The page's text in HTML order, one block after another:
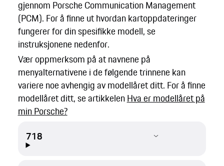
gjennom Porsche Communication Management
(PCM). For å finne ut hvordan kartoppdateringer
fungerer for din spesifikke modell, se
instruksjonene nedenfor.
Vær oppmerksom på at navnene på
menyalternativene i de følgende trinnene kan
variere noe avhengig av modellåret ditt. For å finne
modellåret ditt, se artikkelenHva er modellåret på
min Porsche?
718